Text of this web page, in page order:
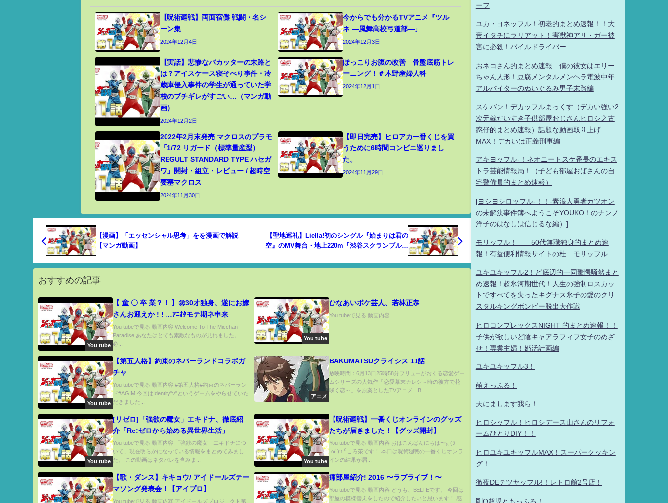
【呪術廻戦】両面宿儺 戦闘・名シ
ーン集
2024年12月4日
今からでも分かるTVアニメ『ツル
ネ ―風舞高校弓道部―』
2024年12月3日
【実話】悲惨なバカッターの末路と
は？アイスケース寝そべり事件・冷
蔵庫侵入事件の学生が通っていた学
校のブチギレがすごい…（マンガ動
画）
2024年12月2日
ぽっこりお腹の改善 骨盤底筋トレ
ーニング！＃木野産婦人科
2024年12月1日
2022年2月末発売 マクロスのプラモ
「1/72 リガード（標準量産型）
REGULT STANDARD TYPE ハセガ
ワ」開封・組立・レビュー / 超時空
要塞マクロス
2024年11月30日
【即日完売】ヒロアカ一番くじを買
うために6時間コンビニ巡りまし
た。
2024年11月29日
【漫画】「エッセンシャル思考」をを漫画で解説
【マンガ動画】
【聖地巡礼】Liella!初のシングル『始まりは君の
空』のMV舞台・地上220m『渋谷スクランブルス
おすすめの記事
You tube
【 童 〇 卒 業？！ 】㊗️30才独身、遂にお嫁
さんお迎えか ! ! …ｱﾆｵﾀモテ期ネ申来
You tubeで見る 動画内容 Welcome To The Micchan
Paradise あなたはとても素敵なものが見れました。
必...
You tube
ひなあいボケ芸人、若林正恭
You tubeで見る 動画内容...
You tube
【第五人格】約束のネバーランドコラボガ
チャ
You tubeで見る 動画内容 #第五人格#約束のネバーラン
ド#AGIM 今回はIdentity"v"というゲームをやらせていた
だきました...
アニメ
BAKUMATSUクライシス 11話
放映時間：6月13日25時58分フリューがおくる恋愛ゲー
ムシリーズの人気作「恋愛幕末カレシ～時の彼方で花
咲く恋～」を原案としたTVアニメ「B...
You tube
[リゼロ]「強欲の魔女」エキドナ、徹底紹
介「Re:ゼロから始める異世界生活」
You tubeで見る 動画内容 「強欲の魔女」エキドナにつ
いて、現在明らかになっている情報をまとめてみまし
た。 この動画はネタバレを含みま...
You tube
【呪術廻戦】一番くじオンラインのグッズ
たちが届きました！【グッズ開封】
You tubeで見る 動画内容 おはこんばんにちは〜₍₍ (ง
˙ω˙)ว ⁾⁾ころ茶です！ 本日は呪術廻戦の一番くじオンラ
インの結果が届...
【歌・ダンス】キキョウ/ アイドールズテー
マソング発表会！【アイプロ】
You tubeで見る 動画内容 アイドールズプロジェクト第
痛部屋紹介! 2016 〜ラブライブ！〜
You tubeで見る 動画内容 どうも、BELTEです。 今回は
部屋の模様替えをしたので紹介したいと思います！ 感
ーフ
ユカ・ヨネッフル！初老的まとめ速報！！大
帝イタチにラリアット！害獣神アリ・ガー被
害に必殺！パイルドライバー
おネコさん的まとめ速報 僕の彼女はエリー
ちゃん人形！豆腐メンタルメンヘラ電波中年
アルバイターのぬいぐるみ男子末路編
スケバン！デカッフルまっくす（デカい強い2
次元嫁だいすき子供部屋おじさんヒロシ之古
惑仔的まとめ速報）話題な動画取り上げ
MAX！デカいは正義刑事編
アキヨッフル-！ネオニートスケ番長のエキス
トラ芸能情報局！（子ども部屋おばさんの自
宅警備員的まとめ速報）
[ヨシヨシロッフル-！！-素浪人勇者カツオン
の未解決事件簿へようこそYOUKO！のナンノ
洋子のはなしは信じるな編）]
モリッフル！ 50代無職独身的まとめ速
報！有益便利情報サイトの杜 モリッフル
ユキユキッフル2！ど底辺的一同驚愕騒然まと
め速報！超氷河期世代！人生の強制ロスカッ
トですべてを失ったキグナス氷子の愛のクリ
スタルキングボンビー脱出大作戦
ヒロコンプレックスNIGHT 的まとめ速報！！
子供が欲しいど陰キャアラフィフ女子のめざ
せ！専業主婦！婚活計画編
ユキユキッフル3！
萌えっふる！
天にまします我ら！
ヒロシッフル！ヒロシデース山さんのリフォ
ームひとりDIY！！
ヒロユキユキッフルMAX！スーパークッキン
グ！
徹夜DEテツヤッフル!！レトロ館2号店！
剛Q超児ともっふる！